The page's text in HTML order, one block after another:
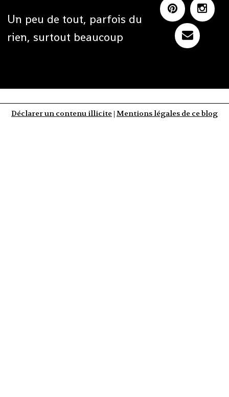
Un peu de tout, parfois du
rien, surtout beaucoup
Déclarer un contenu illicite | Mentions légales de ce blog